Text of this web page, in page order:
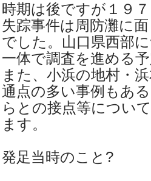
時期は後ですが１９
失踪事件は周防灘に
でした。山口県西部
一体で調査を進める
また、小浜の地村・
通点の多い事例もあ
らとの接点等につい
ます。
発足当時のこと?